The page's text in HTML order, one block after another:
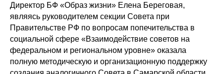
Директор БФ «Образ жизни» Елена Береговая,
являясь руководителем секции Совета при
Правительстве РФ по вопросам попечительства в
социальной сфере «Взаимодействие советов на
федеральном и региональном уровне» оказала
полную методическую и организационную поддержку